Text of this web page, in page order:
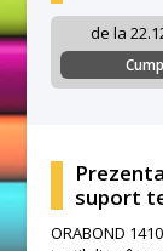
de la
suport
ORABOND